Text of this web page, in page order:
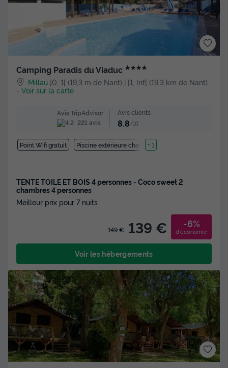
Camping Paradis du Viaduc ★★★★
Millau ]0, 1[ (19,3 m de Nant) | [1, Inf[ (19,3 km de Nant)
- Voir sur la carte
Avis TripAdvisor
221 avis
Avis clients
8.8/10
Point Wifi gratuit Piscine extérieure chauffée
+ 1
TENTE TOILE ET BOIS 4 personnes - Coco sweet 2
chambres 4 personnes
Meilleur prix pour 7 nuits
149 € 139 € -6%
d'économie
Voir les hébergements